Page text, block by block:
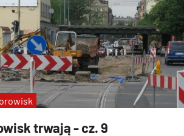
trwają - cz. 9